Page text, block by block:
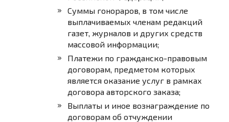
Суммы гонораров, в том числе
выплачиваемых членам редакций
газет, журналов и других средств
массовой информации;
Платежи по гражданско-правовым
договорам, предметом которых
является оказание услуг в рамках
договора авторского заказа;
Выплаты и иное вознаграждение по
договорам об отчуждении